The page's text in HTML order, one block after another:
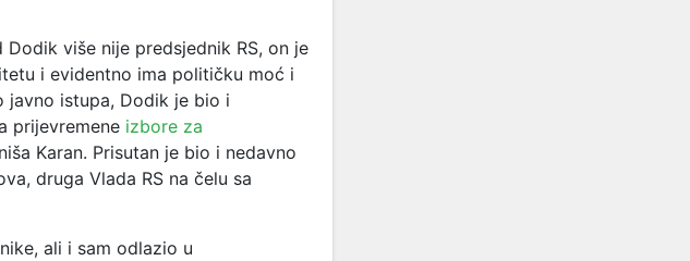
više nije predsjednik RS, on je
i evidentno ima političku moć i
javno istupa, Dodik je bio i
prijevremene izbore za
Karan. Prisutan je bio i nedavno
druga Vlada RS na čelu sa
ali i sam odlazio u